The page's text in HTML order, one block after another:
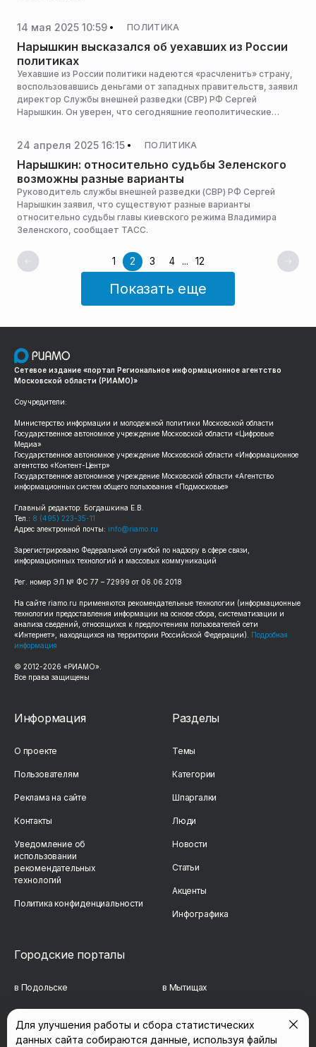
14 мая 2025 10:59 ПОЛИТИКА
Нарышкин высказался об уехавших из России
политиках
Уехавшие из России политики надеются «расчленить» страну,
воспользовавшись деньгами от западных правительств, заявил
директор Службы внешней разведки (СВР) РФ Сергей
Нарышкин. Он уверен, что сегодняшние геополитические
Новости.
24 апреля 2025 16:15 ПОЛИТИКА
Нарышкин: относительно судьбы Зеленского
возможны разные варианты
Руководитель службы внешней разведки (СВР) РФ Сергей
Нарышкин заявил, что существуют разные варианты
относительно судьбы главы киевского режима Владимира
Зеленского, сообщает ТАСС.
1 2 3 4 ... 12
Показать еще
Сетевое издание «портал Региональное информационное агентство
Московской области (РИАМО)»
Соучредители:
Министерство информации и молодежной политики Московской области
Государственное автономное учреждение Московской области «Цифровые
Медиа»
Государственное автономное учреждение Московской области «Информационное
агентство «Контент-Центр»
Государственное автономное учреждение Московской области «Агентство
информационных систем общего пользования «Подмосковье»
Главный редактор: Богдашкина Е.В.
Тел.: 8 (495) 223-35-11
Адрес электронной почты: info@riamo.ru
Зарегистрировано Федеральной службой по надзору в сфере связи,
информационных технологий и массовых коммуникаций
Рег. номер ЭЛ № ФС 77 – 72999 от 06.06.2018
На сайте riamo.ru применяются рекомендательные технологии (информационные
технологии предоставления информации на основе сбора, систематизации и
анализа сведений, относящихся к предпочтениям пользователей сети
«Интернет», находящихся на территории Российской Федерации). Подробная
информация
© 2012-2026 «РИАМО».
Все права защищены
Информация
О проекте
Пользователям
Реклама на сайте
Контакты
Уведомление об
использовании
рекомендательных
технологий
Политика конфиденциальности
Разделы
Темы
Категории
Шпаргалки
Люди
Новости
Статьи
Акценты
Инфографика
Городские порталы
в Подольске в Мытищах
в Сергиевом Посаде в Люберцах
Для улучшения работы и сбора статистических
данных сайта собираются данные, используя файлы